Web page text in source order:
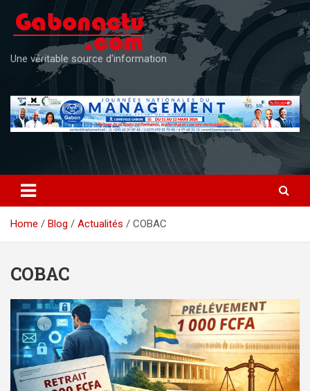
content
Une véritable source d'information
Home Blog Actualités COBAC
COBAC